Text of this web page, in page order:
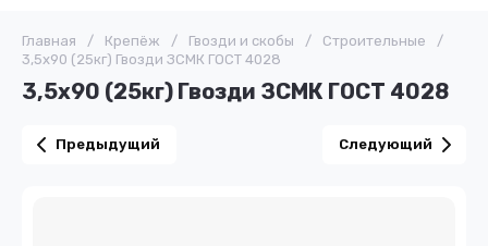
Главная / Крепёж / Гвозди и скобы / Строительные
/
3,5х90 (25кг) Гвозди ЗСМК ГОСТ 4028
3,5х90 (25кг) Гвозди ЗСМК ГОСТ 4028
Предыдущий Следующий